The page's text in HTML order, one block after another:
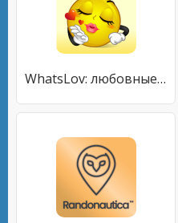
WhatsLov: любовные стикеры, смайлы WAStickerApps